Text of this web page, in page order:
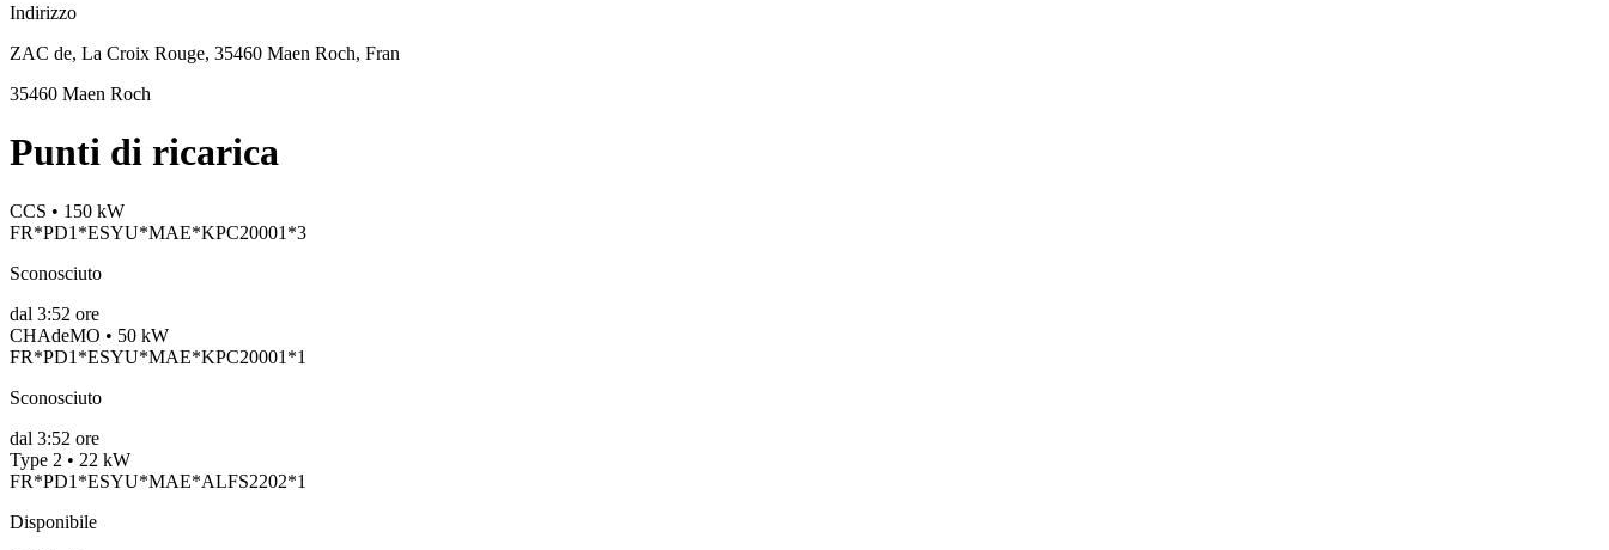
Indirizzo
ZAC de, La Croix Rouge, 35460 Maen Roch, Fran
35460 Maen Roch
Punti di ricarica
CCS • 150 kW
FR*PD1*ESYU*MAE*KPC20001*3
Sconosciuto
dal 3:52 ore
CHAdeMO • 50 kW
FR*PD1*ESYU*MAE*KPC20001*1
Sconosciuto
dal 3:52 ore
Type 2 • 22 kW
FR*PD1*ESYU*MAE*ALFS2202*1
Disponibile